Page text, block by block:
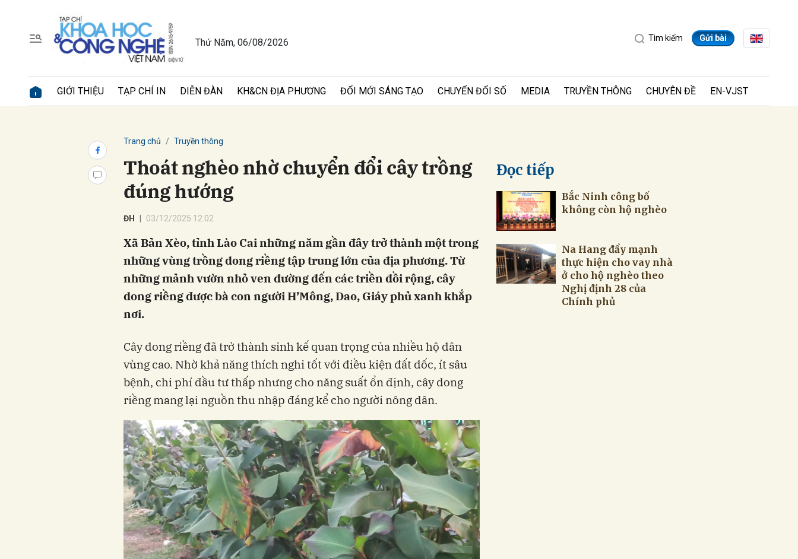
Thứ Năm, 06/08/2026 Tìm kiếm Gửi bài
GIỚI THIỆU TẠP CHÍ IN DIỄN ĐÀN KH&CN ĐỊA PHƯƠNG ĐỔI MỚI SÁNG TẠO CHUYỂN ĐỔI SỐ MEDIA TRUYỀN THÔNG CHUYÊN ĐỀ EN-VJST
Trang chủ Truyền thông
Thoát nghèo nhờ chuyển đổi cây trồng
đúng hướng
ĐH 03/12/2025 12:02
Xã Bản Xèo, tỉnh Lào Cai những năm gần đây trở thành một trong
những vùng trồng dong riềng tập trung lớn của địa phương. Từ
những mảnh vườn nhỏ ven đường đến các triền đồi rộng, cây
dong riềng được bà con người H’Mông, Dao, Giáy phủ xanh khắp
nơi.
Cây dong riềng đã trở thành sinh kế quan trọng của nhiều hộ dân
vùng cao. Nhờ khả năng thích nghi tốt với điều kiện đất dốc, ít sâu
bệnh, chi phí đầu tư thấp nhưng cho năng suất ổn định, cây dong
riềng mang lại nguồn thu nhập đáng kể cho người nông dân.
Đọc tiếp
Bắc Ninh công bố
không còn hộ nghèo
Na Hang đẩy mạnh
thực hiện cho vay nhà
ở cho hộ nghèo theo
Nghị định 28 của
Chính phủ
Gửi